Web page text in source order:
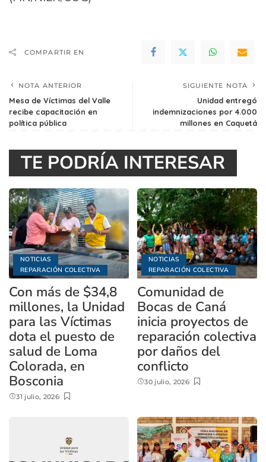
COMPARTIR EN
NOTA ANTERIOR
Mesa de Víctimas del Valle
recibe capacitación en
política pública
SIGUIENTE NOTA
Unidad entregó
indemnizaciones por 4.000
millones en Caquetá
TE PODRÍA INTERESAR
NOTICIAS
REPARACIÓN COLECTIVA
Con más de $34,8
millones, la Unidad
para las Víctimas
dota el puesto de
salud de Loma
Colorada, en
Bosconia
31 julio, 2026
NOTICIAS
REPARACIÓN COLECTIVA
Comunidad de
Bocas de Caná
inicia proyectos de
reparación colectiva
por daños del
conflicto
30 julio, 2026